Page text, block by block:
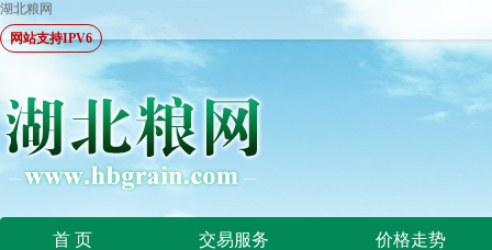
湖北粮网
网站支持IPV6
首 页 交易服务 价格走势